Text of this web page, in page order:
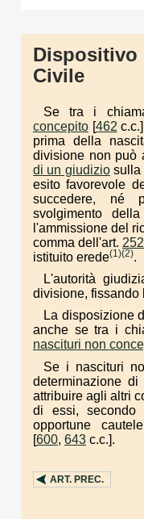
Dispositivo
Civile
Se tra i
concepito [462
prima della
divisione non può
di un giudiziosulla
esito favorevole
succedere, né
svolgimento
l'ammissione del
comma dell'art. 252
istituito erede(1)(2).
L'autorità
divisione, fissando
La disposizione
anche se tra i
nascituri non
Se i nascituri
determinazione
attribuire agli altri
di essi, secondo
opportune
[600, 643 c.c.].
ART. PREC.